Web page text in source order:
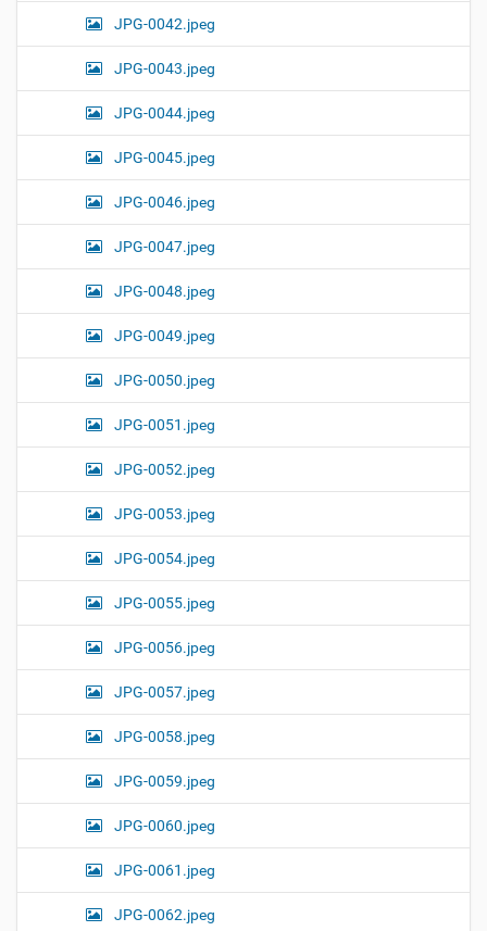
JPG-0042.jpeg
JPG-0043.jpeg
JPG-0044.jpeg
JPG-0045.jpeg
JPG-0046.jpeg
JPG-0047.jpeg
JPG-0048.jpeg
JPG-0049.jpeg
JPG-0050.jpeg
JPG-0051.jpeg
JPG-0052.jpeg
JPG-0053.jpeg
JPG-0054.jpeg
JPG-0055.jpeg
JPG-0056.jpeg
JPG-0057.jpeg
JPG-0058.jpeg
JPG-0059.jpeg
JPG-0060.jpeg
JPG-0061.jpeg
JPG-0062.jpeg